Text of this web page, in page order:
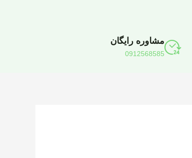
مشاوره رایگان
0912568585